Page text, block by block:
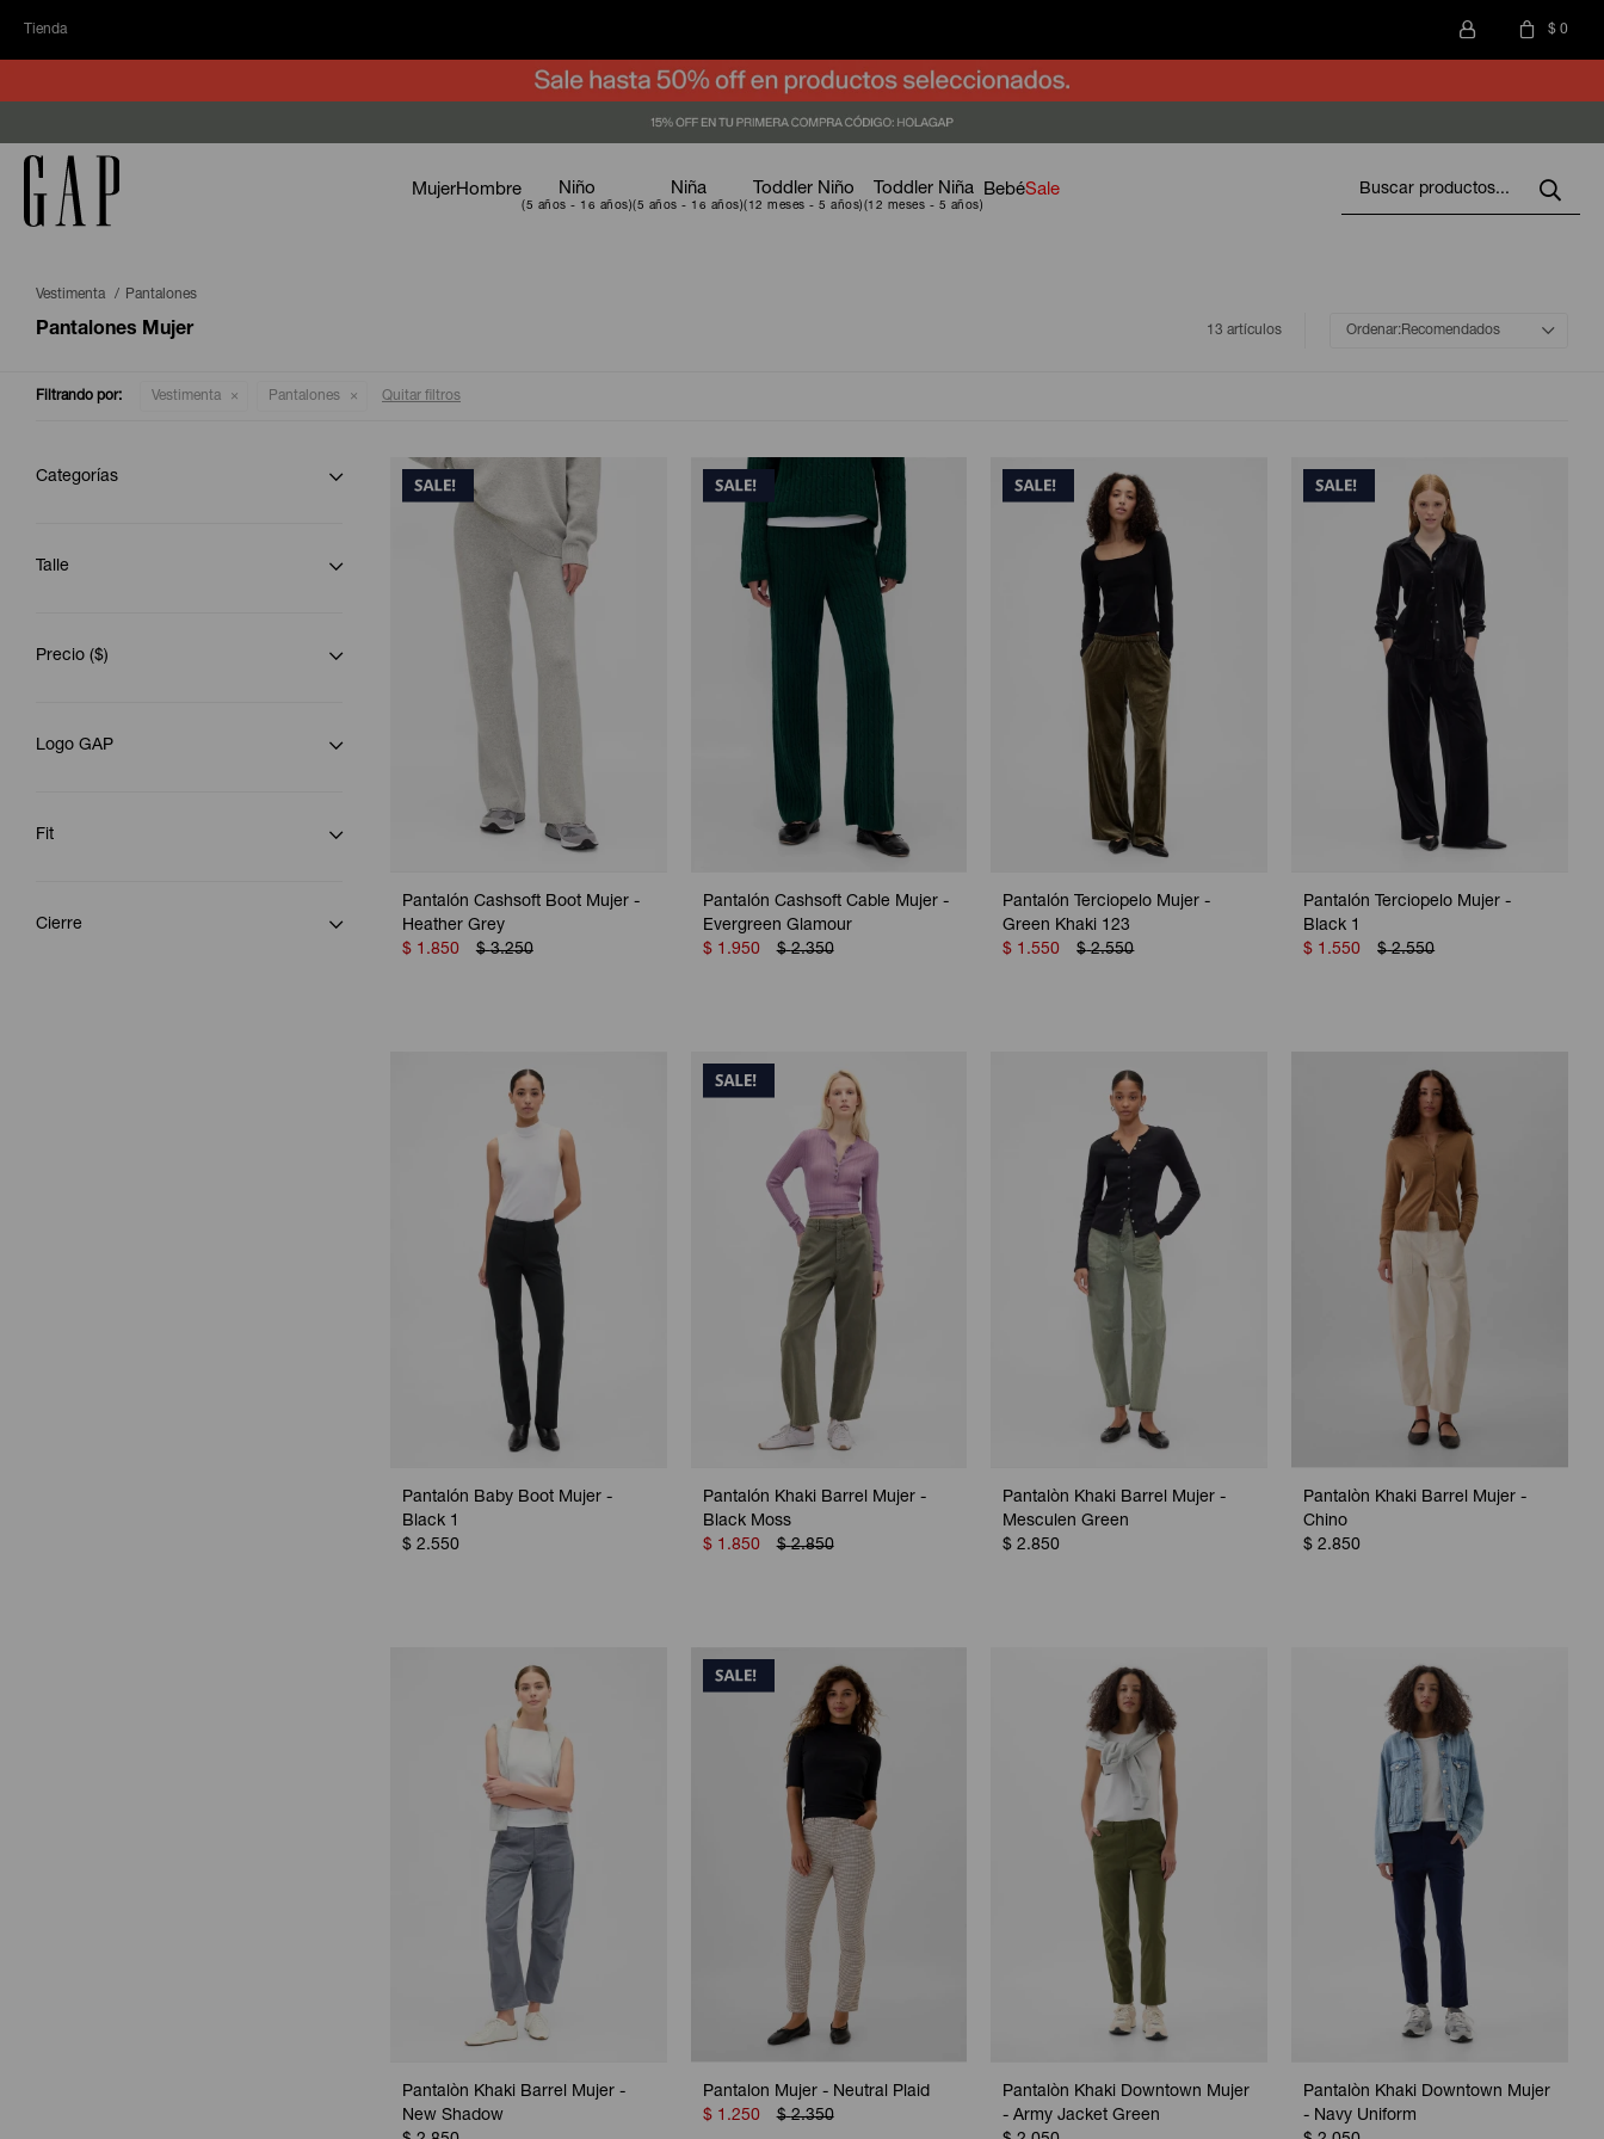
Tienda $ 0
MujerHombre Niño Niña Toddler Niño Toddler Niña BebéSale
Vestimenta Pantalones
Pantalones Mujer 13 artículos Recomendados
Filtrando por: Vestimenta Pantalones Quitar filtros
Pantalón Cashsoft Boot Mujer -
Heather Grey
$ 1.850 $ 3.250
Pantalón Cashsoft Cable Mujer -
Evergreen Glamour
$ 1.950 $ 2.350
Pantalón Terciopelo Mujer -
Green Khaki 123
$ 1.550 $ 2.550
Pantalón Terciopelo Mujer -
Black 1
$ 1.550 $ 2.550
Pantalón Baby Boot Mujer -
Black 1
$ 2.550
Pantalón Khaki Barrel Mujer -
Black Moss
$ 1.850 $ 2.850
Pantalòn Khaki Barrel Mujer -
Mesculen Green
$ 2.850
Pantalòn Khaki Barrel Mujer -
Chino
$ 2.850
Pantalòn Khaki Barrel Mujer -
New Shadow
Pantalon Mujer - Neutral Plaid
$ 1.250 $ 2.350
Pantalòn Khaki Downtown Mujer
- Army Jacket Green
Pantalòn Khaki Downtown Mujer
- Navy Uniform
Categorías
Talle
Precio ($)
Logo GAP
Fit
Cierre